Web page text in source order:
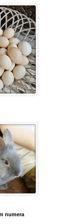
numera